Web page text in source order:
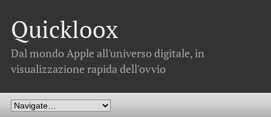
Quickloox
Dal mondo Apple all'universo digitale, in
visualizzazione rapida dell'ovvio